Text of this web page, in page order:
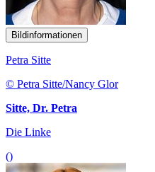
Bildinformationen
Petra Sitte
© Petra Sitte/Nancy Glor
Sitte, Dr. Petra
Die Linke
()